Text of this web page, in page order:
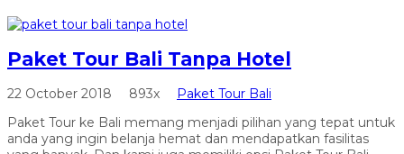
Paket Tour Bali Tanpa Hotel
22 October 2018 893x
Paket Tour Bali
Paket Tour ke Bali memang menjadi pilihan yang tepat untuk
anda yang ingin belanja hemat dan mendapatkan fasilitas